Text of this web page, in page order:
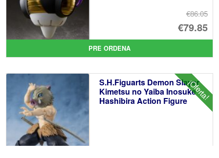
€86.05
El
€79.85
El
PRE ORDENA
¡Oferta!
S.H.Figuarts Demon Slayer
Kimetsu no Yaiba Inosuke
Hashibira Action Figure